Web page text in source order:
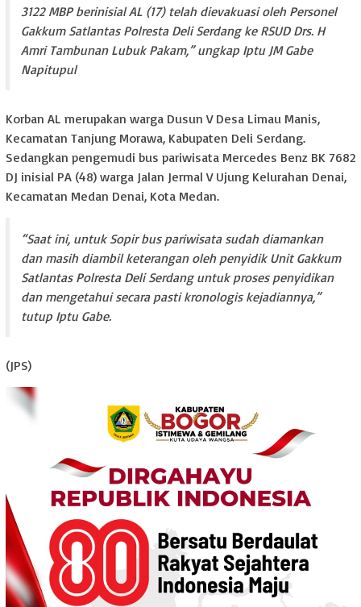
3122 MBP berinisial AL (17) telah dievakuasi oleh Personel
Gakkum Satlantas Polresta Deli Serdang ke RSUD Drs. H
Amri Tambunan Lubuk Pakam,” ungkap Iptu JM Gabe
Napitupul
Korban AL merupakan warga Dusun V Desa Limau Manis,
Kecamatan Tanjung Morawa, Kabupaten Deli Serdang.
Sedangkan pengemudi bus pariwisata Mercedes Benz BK 7682
DJ inisial PA (48) warga Jalan Jermal V Ujung Kelurahan Denai,
Kecamatan Medan Denai, Kota Medan.
“Saat ini, untuk Sopir bus pariwisata sudah diamankan
dan masih diambil keterangan oleh penyidik Unit Gakkum
Satlantas Polresta Deli Serdang untuk proses penyidikan
dan mengetahui secara pasti kronologis kejadiannya,”
tutup Iptu Gabe.
(JPS)